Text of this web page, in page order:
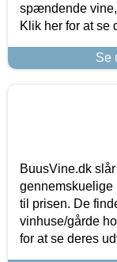
spændende
Klik her for at se
Se
BuusVine.dk
gennemskuelige
til prisen. De
vinhuse/gårde
for at se deres